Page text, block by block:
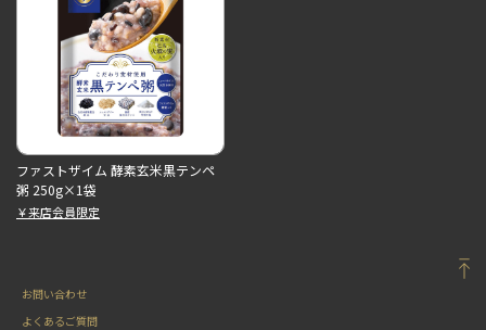
ファストザイム 酵素玄米黒テンペ
粥 250g×1袋
￥来店会員限定
お問い合わせ
よくあるご質問